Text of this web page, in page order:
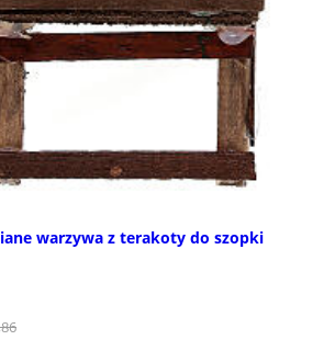
warzywa z terakoty do szopki